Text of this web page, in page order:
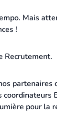
Mais
!
Recrutement.
partenaires
pour la